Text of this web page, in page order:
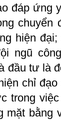
đáp ứng
chuyển
hiện
ngũ
đầu tư là
chỉ
trong
mặt bằng